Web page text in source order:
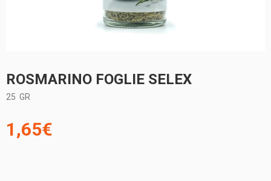
ROSMARINO FOGLIE SELEX
25 GR
1,65€